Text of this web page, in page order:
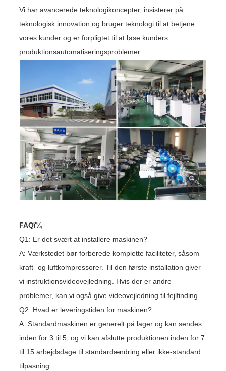
Vi har avancerede teknologikoncepter, insisterer på
teknologisk innovation og bruger teknologi til at betjene
vores kunder og er forpligtet til at løse kunders
produktionsautomatiseringsproblemer.
FAQï¼
Q1: Er det svært at installere maskinen?
A: Værkstedet bør forberede komplette faciliteter, såsom
kraft- og luftkompressorer. Til den første installation giver
vi instruktionsvideovejledning. Hvis der er andre
problemer, kan vi også give videovejledning til fejlfinding.
Q2: Hvad er leveringstiden for maskinen?
A: Standardmaskinen er generelt på lager og kan sendes
inden for 3 til 5, og vi kan afslutte produktionen inden for 7
til 15 arbejdsdage til standardændring eller ikke-standard
tilpasning.